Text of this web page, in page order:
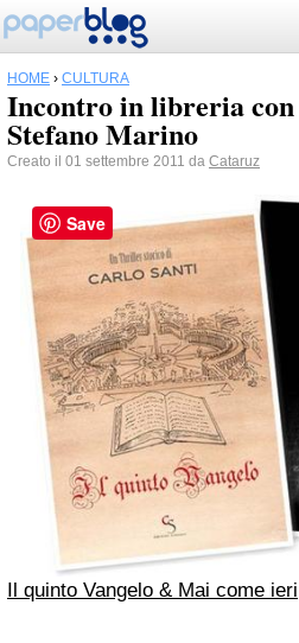
HOME › CULTURA
Incontro in libreria
Stefano Marino
Creato il 01 settembre 2011 da Cataruz
Il quinto Vangelo & Mai come ieri
Save